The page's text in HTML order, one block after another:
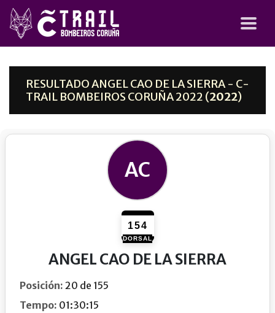
RESULTADO ANGEL CAO DE LA SIERRA - C-
TRAIL BOMBEIROS CORUÑA 2022 (2022)
AC
154
DORSAL
ANGEL CAO DE LA SIERRA
Posición: 20 de 155
Tempo: 01:30:15